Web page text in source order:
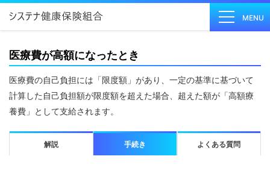
MENU
健保の
しくみ
Health
System
医療費が高額になったとき
医療費の自己負担には「限度額」があり、一定の基準に基づいて
計算した自己負担額が限度額を超えた場合、超えた額が「高額療
養費」として支給されます。
解説 手続き よくある質問